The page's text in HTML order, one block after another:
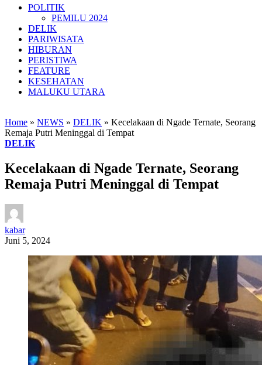
POLITIK
PEMILU 2024
DELIK
PARIWISATA
HIBURAN
PERISTIWA
FEATURE
KESEHATAN
MALUKU UTARA
Home » NEWS » DELIK » Kecelakaan di Ngade Ternate, Seorang
Remaja Putri Meninggal di Tempat
DELIK
Kecelakaan di Ngade Ternate, Seorang
Remaja Putri Meninggal di Tempat
kabar
Juni 5, 2024